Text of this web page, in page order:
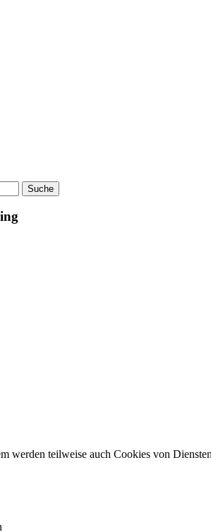
werden teilweise auch Cookies von